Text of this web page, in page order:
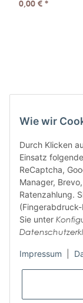
0,00 € *
jederzeit widerruflich
Wie wir
Durch Klicken
Einsatz
ReCaptcha,
Manager,
Ratenzahlung.
Sie unter
Impressum